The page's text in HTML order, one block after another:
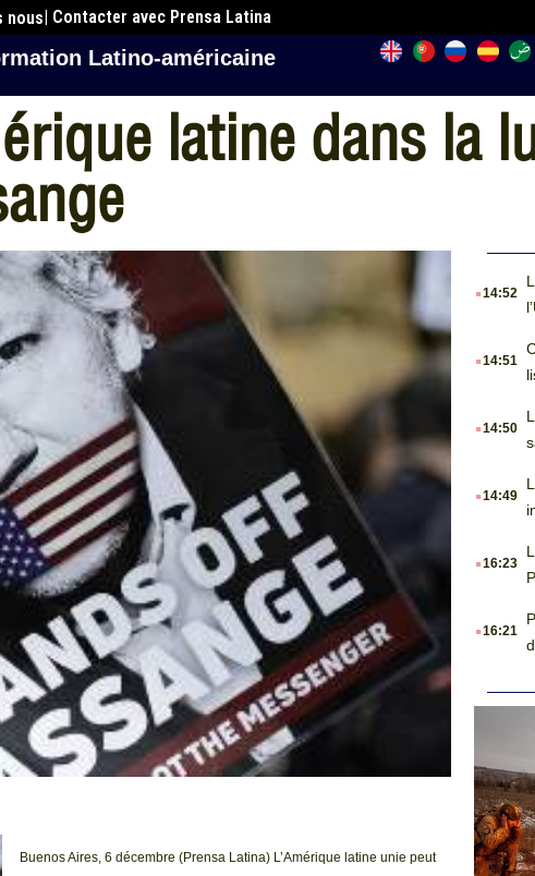
nous| Contacter avec Prensa Latina
Latino-américaine
latine dans la
Buenos Aires, 6 décembre (Prensa Latina) L’Amérique latine unie peut
.14:52
.14:51
.14:50
.14:49
.16:23
.16:21